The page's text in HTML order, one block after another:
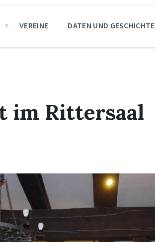
VEREINE DATEN UND GESCHICHTE
im Rittersaal